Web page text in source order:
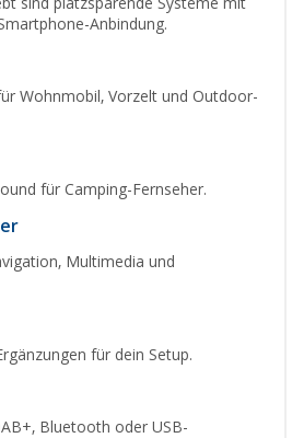
sind platzsparende Systeme mit
Anbindung.
Wohnmobil, Vorzelt und Outdoor-
für Camping-Fernseher.
Multimedia und
für dein Setup.
Bluetooth oder USB-